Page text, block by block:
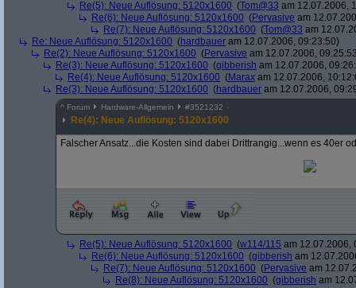
Re(5): Neue Auflösung: 5120x1600 (Tom@33 am 12.07.2006,
Re(6): Neue Auflösung: 5120x1600 (Pervasive am
Re(7): Neue Auflösung: 5120x1600 (Tom@33 am
Re: Neue Auflösung: 5120x1600 (hardbauer am 12.07.2006, 09:23:50)
Re(2): Neue Auflösung: 5120x1600 (Pervasive am 12.07.2006,
Re(3): Neue Auflösung: 5120x1600 (gibberish am 12.07.2006,
Re(4): Neue Auflösung: 5120x1600 (Marax am 12.07.2006,
Re(3): Neue Auflösung: 5120x1600 (hardbauer am 12.07.2006,
^ Forum Hardware-Allgemein #3521232
Re(4): Neue Auflösung: 5120x1600
Falscher Ansatz...die Kosten sind dabei Drittrangig...wenn es 40er
Re(5): Neue Auflösung: 5120x1600 (w114/115 am 12.07.2006,
Re(6): Neue Auflösung: 5120x1600 (gibberish am
Re(7): Neue Auflösung: 5120x1600 (Pervasive am
Re(8): Neue Auflösung: 5120x1600 (gibberish am